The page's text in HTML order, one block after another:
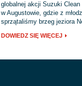
globalnej akcji Suzuki Clean
w Augustowie, gdzie z
sprzątaliśmy brzeg jeziora
DOWIEDZ SIĘ WIĘCEJ